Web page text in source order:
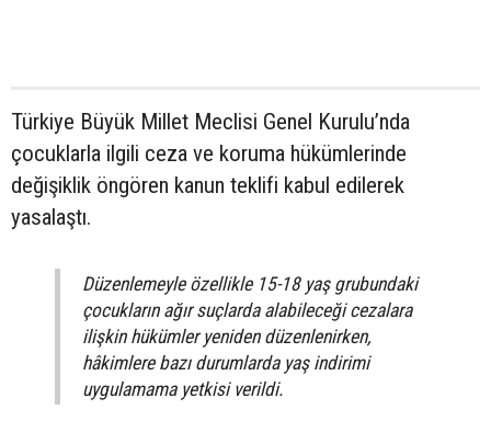
Türkiye Büyük Millet Meclisi Genel Kurulu’nda
çocuklarla ilgili ceza ve koruma hükümlerinde
değişiklik öngören kanun teklifi kabul edilerek
yasalaştı.
Düzenlemeyle özellikle 15-18 yaş grubundaki
çocukların ağır suçlarda alabileceği cezalara
ilişkin hükümler yeniden düzenlenirken,
hâkimlere bazı durumlarda yaş indirimi
uygulamama yetkisi verildi.